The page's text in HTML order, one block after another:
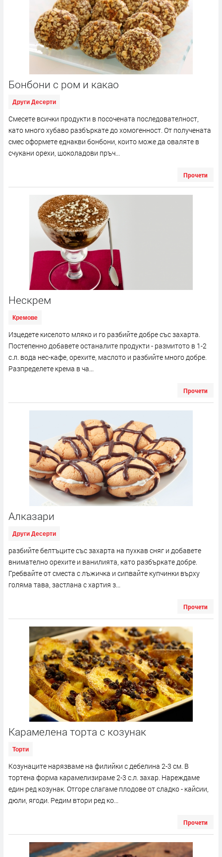
Бонбони с ром и какао
Други Десерти
Смесете всички продукти в посочената последователност,
като много хубаво разбъркате до хомогенност. От получената
смес оформете еднакви бонбони, които може да оваляте в
счукани орехи, шоколадови пръч...
Прочети
Нескрем
Кремове
Изцедете киселото мляко и го разбийте добре със захарта.
Постепенно добавете останалите продукти - размитото в 1-2
с.л. вода нес-кафе, орехите, маслото и разбийте много добре.
Разпределете крема в ча...
Прочети
Алказари
Други Десерти
разбийте белтъците със захарта на пухкав сняг и добавете
внимателно орехите и ванилията, като разбъркате добре.
Гребвайте от сместа с лъжичка и сипвайте купчинки върху
голяма тава, застлана с хартия з...
Прочети
Карамелена торта с козунак
Торти
Козунаците нарязваме на филийки с дебелина 2-3 см. В
тортена форма карамелизираме 2-3 с.л. захар. Нареждаме
един ред козунак. Отгоре слагаме плодове от сладко - кайсии,
дюли, ягоди. Редим втори ред ко...
Прочети